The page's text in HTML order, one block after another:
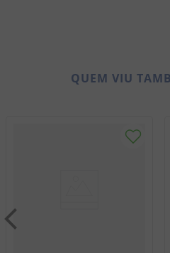
QUEM VIU